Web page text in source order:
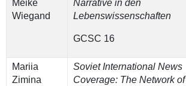
Meike
Wiegand
Narrative in den
Lebenswissenschaften
GCSC 16
Mariia
Zimina
Soviet International News
Coverage: The Network of